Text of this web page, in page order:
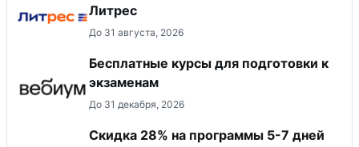
Литрес
До 31 августа, 2026
Бесплатные курсы для подготовки к
экзаменам
До 31 декабря, 2026
Скидка 28% на программы 5-7 дней